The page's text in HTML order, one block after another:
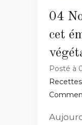
04
cet
Posté à
Recettes